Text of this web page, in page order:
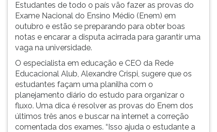
disputa
acirrada
leitura
pressione
(primeira
tecla
esquerda
para
continuar
pressione
Estudantes de todo o país vão fazer as provas do
Exame Nacional do Ensino Médio (Enem) em
outubro e estão se preparando para obter boas
notas e encarar a disputa acirrada para garantir uma
vaga na universidade.
O especialista em educação e CEO da Rede
Educacional Alub, Alexandre Crispi, sugere que os
estudantes façam uma planilha com o
planejamento diário do estudo para organizar o
fluxo. Uma dica é resolver as provas do Enem dos
últimos três anos e buscar na internet a correção
comentada dos exames. “Isso ajuda o estudante a